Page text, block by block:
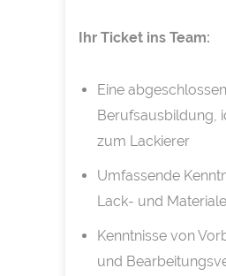
Ihr Ticket ins Team:
Eine
Berufsausbildung,
zum Lackierer
Umfassende
Lack- und
Kenntnisse von
und